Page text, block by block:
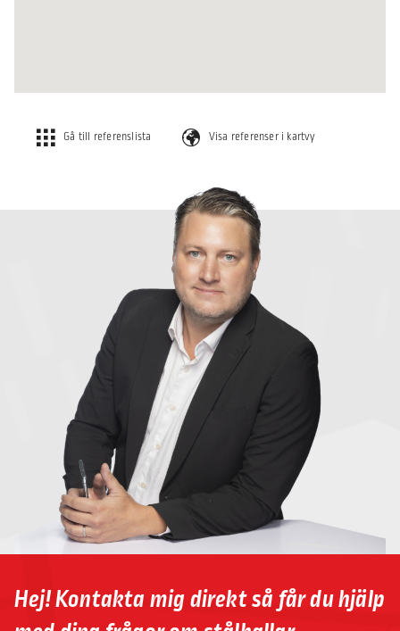
Gå till referenslista Visa referenser i kartvy
Hej! Kontakta mig direkt så får du hjälp